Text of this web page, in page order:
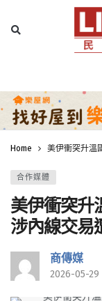
Home 美伊衝突升溫
合作媒體
美伊衝突升
涉內線交易
商傳媒
2026-05-29